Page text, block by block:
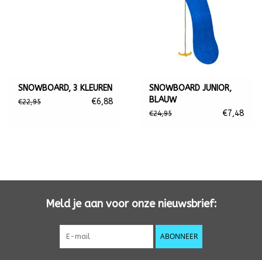
SNOWBOARD, 3 KLEUREN
€22,95 €6,88
SNOWBOARD JUNIOR,
BLAUW
€24,95 €7,48
Meld je aan voor onze nieuwsbrief:
ABONNEER